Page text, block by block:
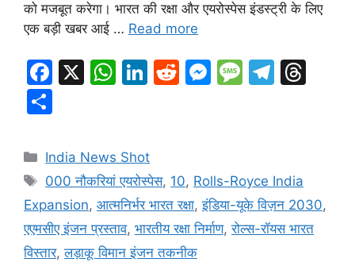
को मजबूत करेगा। भारत की रक्षा और एयरोस्पेस इंडस्ट्री के लिए
एक बड़ी खबर आई … Read more
F
e
b
o
o
k
X
W
s
A
p
p
Li
e
dI
n
R
t
M
e
n
g
M
a
g
e
T
a
m s
ar
e
Categories
India News Shot
Tags
000 नौकरियां एयरोस्पेस, 10, Rolls-Royce India
Expansion, आत्मनिर्भर भारत रक्षा,इंडिया-यूके विज़न 2030,
एएमसीए इंजन प्रस्ताव, भारतीय रक्षा निर्माण,रोल्स-रॉयस भारत
विस्तार,लड़ाकू विमान इंजन तकनीक